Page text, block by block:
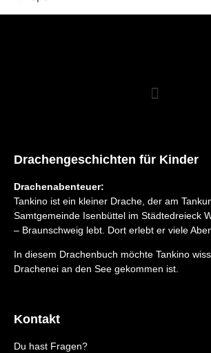
Drachengeschichten für Kinder
Drachenabenteuer:
Tankino ist ein kleiner Drache, der am
Samtgemeinde Isenbüttel im Städtedreieck
– Braunschweig lebt. Dort erlebt er viele
In diesem Drachenbuch möchte Tankino
Drachenei an den See gekommen ist.
Kontakt
Du hast Fragen?